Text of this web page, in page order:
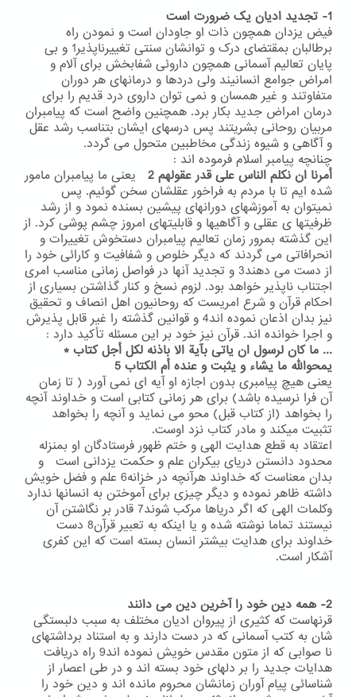
1- تجدید ادیان یک ضرورت است
فیض یزدان همچون ذات او جاودان است و نمودن راه
برطالبان بمقتضای درک و توانشان سنتی تغییرناپذیر1 و بی
پایان تعالیم آسمانی همچون داروئی شفابخش برای آلام و
امراض جوامع انسانیند ولی دردها و درمانهای هر دوران
متفاوتند و غیر همسان و نمی توان داروی درد قدیم را برای
درمان امراض جدید بکار برد. همچنین واضح است که پیامبران
مربیان روحانی بشریتند پس درسهای ایشان بتناسب رشد عقل
و آگاهی و شیوه زندگی مخاطبین متحول می گردد.
چنانچه پیامبر اسلام فرموده اند :
أمرنا ان نکلم الناس علی قدر عقولهم 2
یعنی ما پیامبران مامور
شده ایم تا با مردم به فراخور عقلشان سخن گوئیم. پس
نمیتوان به آموزشهای دورانهای پیشین بسنده نمود و از رشد
ظرفیتها ی عقلی و آگاهیها و قابلیتهای امروز چشم پوشی کرد. از
این گذشته بمرور زمان تعالیم پیامبران دستخوش تغییرات و
انحرافاتی می گردند که دیگر خلوص و شفافیت و کارائی خود را
از دست می دهند3 و تجدید آنها در فواصل زمانی مناسب امری
اجتناب ناپذیر خواهد بود. لزوم نسخ و کنار گذاشتن بسیاری از
احکام قرآن و شرع امریست که روحانیون اهل انصاف و تحقیق
نیز بدان اذعان نموده اند4 و قوانین گذشته را غیر قابل پذیرش
و اجرا خوانده اند. قرآن نیز خود بر این مسئله تأکید دارد :
... ما کان لرسول ان یاتی بآیة الا باذنه لکل أجل کتاب *
یمحوالله ما یشاء و یثبت و عنده أم الکتاب 5
یعنی هیچ پیامبری بدون اجازه او آیه ای نمی آورد ( تا زمان
آن فرا نرسیده باشد) برای هر زمانی کتابی است و خداوند آنچه
را بخواهد (از کتاب قبل) محو می نماید و آنچه را بخواهد
تثبیت میکند و مادر کتاب نزد اوست.
اعتقاد به قطع هدایت الهی و ختم ظهور فرستادگان او بمنزله
محدود دانستن دریای بیکران علم و حکمت یزدانی است و
بدان معناست که خداوند هرآنچه در خزانه6 علم و فضل خویش
داشته ظاهر نموده و دیگر چیزی برای آموختن به انسانها ندارد
وکلمات الهی که اگر دریاها مرکب شوند7 قادر بر نگاشتن آن
نیستند تماما نوشته شده و یا اینکه به تعبیر قرآن8 دست
خداوند برای هدایت بیشتر انسان بسته است که این کفری
آشکار است.
2- همه دین خود را آخرین دین می دانند
قرنهاست که کثیری از پیروان ادیان مختلف به سبب دلبستگی
شان به کتب آسمانی که در دست دارند و به استناد برداشتهای
نا صوابی که از متون مقدس خویش نموده اند9 راه دریافت
هدایات جدید را بر دلهای خود بسته اند و در طی اعصار از
شناسائی پیام آوران زمانشان محروم مانده اند و دین خود را